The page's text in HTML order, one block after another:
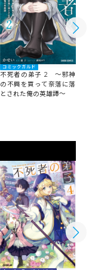
コミックガルド
不死者の弟子 2 ～邪神
の不興を買って奈落に落
とされた俺の英雄譚～